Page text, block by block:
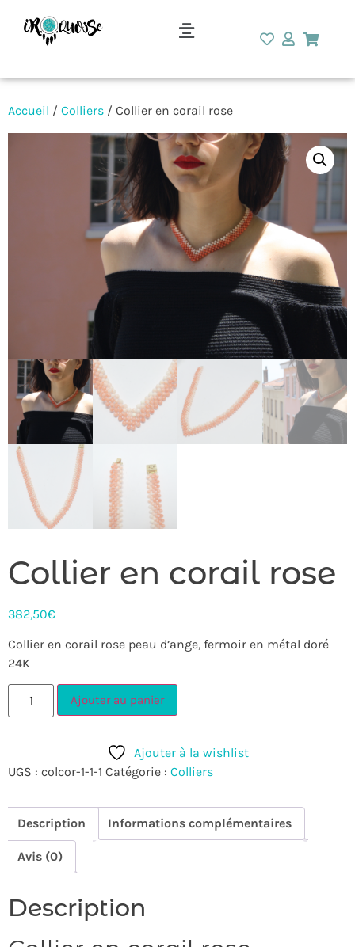
Accueil / Colliers / Collier en corail rose
Collier en corail rose
382,50€
Collier en corail rose peau d’ange, fermoir en métal doré
24K
Ajouter au panier
Ajouter à la wishlist
UGS : colcor-1-1-1 Catégorie : Colliers
Description Informations complémentaires
Avis (0)
Description